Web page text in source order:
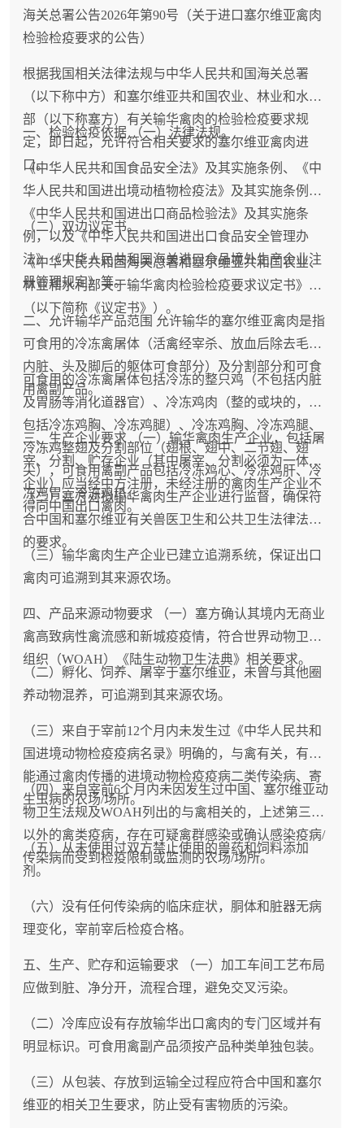
海关总署公告2026年第90号（关于进口塞尔维亚禽肉
检验检疫要求的公告）
根据我国相关法律法规与中华人民共和国海关总署
（以下称中方）和塞尔维亚共和国农业、林业和水利
部（以下称塞方）有关输华禽肉的检验检疫要求规
定，即日起，允许符合相关要求的塞尔维亚禽肉进
口。
一、检验检疫依据 （一）法律法规。
《中华人民共和国食品安全法》及其实施条例、《中
华人民共和国进出境动植物检疫法》及其实施条例、
《中华人民共和国进出口商品检验法》及其实施条
例，以及《中华人民共和国进出口食品安全管理办
法》《中华人民共和国海关进口食品境外生产企业注
册管理规定》等。
（二）双边议定书。
《中华人民共和国海关总署和塞尔维亚共和国农业、
林业和水利部关于输华禽肉检验检疫要求议定书》
（以下简称《议定书》）。
二、允许输华产品范围 允许输华的塞尔维亚禽肉是指
可食用的冷冻禽屠体（活禽经宰杀、放血后除去毛、
内脏、头及脚后的躯体可食部分）及分割部分和可食
用禽副产品。
可食用的冷冻禽屠体包括冷冻的整只鸡（不包括内脏
及胃肠等消化道器官）、冷冻鸡肉（整的或块的，不
包括冷冻鸡胸、冷冻鸡腿）、冷冻鸡胸、冷冻鸡腿、
冷冻鸡整翅及分割部位（翅根、翅中、二节翅、翅
尖），可食用禽副产品包括冷冻鸡心、冷冻鸡肝、冷
冻鸡胃、冷冻鸡爪。
三、生产企业要求 （一）输华禽肉生产企业，包括屠
宰、分割、贮存企业（其中屠宰、分割必须为一体化
企业）应当经中方注册，未经注册的禽肉生产企业不
得向中国出口禽肉。
（二）塞方对拟输华禽肉生产企业进行监督，确保符
合中国和塞尔维亚有关兽医卫生和公共卫生法律法规
的要求。
（三）输华禽肉生产企业已建立追溯系统，保证出口
禽肉可追溯到其来源农场。
四、产品来源动物要求 （一）塞方确认其境内无商业
禽高致病性禽流感和新城疫疫情，符合世界动物卫生
组织（WOAH）《陆生动物卫生法典》相关要求。
（二）孵化、饲养、屠宰于塞尔维亚，未曾与其他圈
养动物混养，可追溯到其来源农场。
（三）来自于宰前12个月内未发生过《中华人民共和
国进境动物检疫疫病名录》明确的，与禽有关，有可
能通过禽肉传播的进境动物检疫疫病二类传染病、寄
生虫病的农场/场所。
（四）来自宰前6个月内未因发生过中国、塞尔维亚动
物卫生法规及WOAH列出的与禽相关的，上述第三款
以外的禽类疫病，存在可疑禽群感染或确认感染疫病/
传染病而受到检疫限制或监测的农场/场所。
（五）从未使用过双方禁止使用的兽药和饲料添加
剂。
（六）没有任何传染病的临床症状，胴体和脏器无病
理变化，宰前宰后检疫合格。
五、生产、贮存和运输要求 （一）加工车间工艺布局
应做到脏、净分开，流程合理，避免交叉污染。
（二）冷库应设有存放输华出口禽肉的专门区域并有
明显标识。可食用禽副产品须按产品种类单独包装。
（三）从包装、存放到运输全过程应符合中国和塞尔
维亚的相关卫生要求，防止受有害物质的污染。